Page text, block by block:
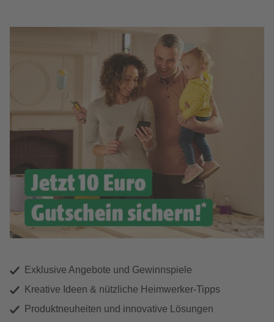
Exklusive Angebote und Gewinnspiele
Kreative Ideen & nützliche Heimwerker-Tipps
Produktneuheiten und innovative Lösungen